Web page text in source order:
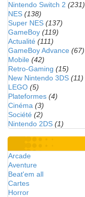
Nintendo Switch 2 (231)
NES (138)
Super NES (137)
GameBoy (119)
Actualité (111)
GameBoy Advance (67)
Mobile (42)
Retro-Gaming (15)
New Nintendo 3DS (11)
LEGO (5)
Plateformes (4)
Cinéma (3)
Société (2)
Nintendo 2DS (1)
Arcade
Aventure
Beat'em all
Cartes
Horror